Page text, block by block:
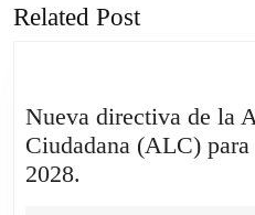
Related Post
Nueva directiva de la
Ciudadana (ALC)
2028.